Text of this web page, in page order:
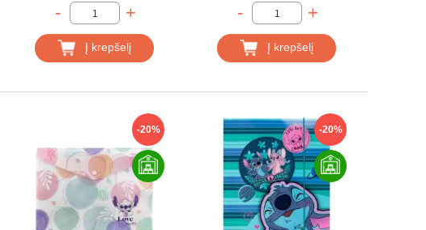
- +
Į krepšelį
- +
Į krepšelį
-20% -20%